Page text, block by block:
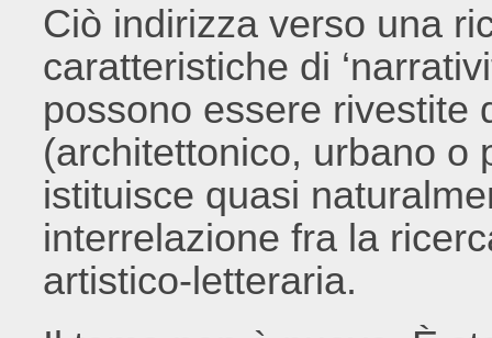
Ciò indirizza verso una
caratteristiche di
possono essere rivestite
(architettonico, urbano o
istituisce quasi
interrelazione fra la
artistico-letteraria.